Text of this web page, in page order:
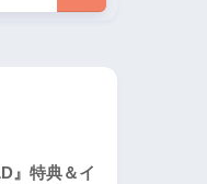
』特典＆イ